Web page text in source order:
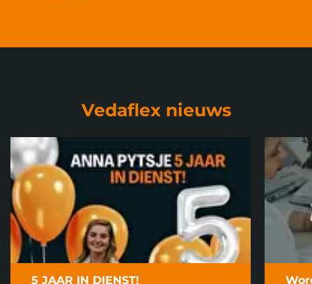
Vedaflex nieuws
5 JAAR IN DIENST!